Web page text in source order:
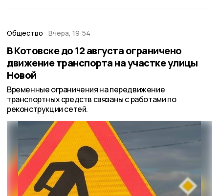
Общество Вчера, 19:54
В Котовске до 12 августа ограничено
движение транспорта на участке улицы
Новой
Временные ограничения на передвижение
транспортных средств связаны с работами по
реконструкции сетей.